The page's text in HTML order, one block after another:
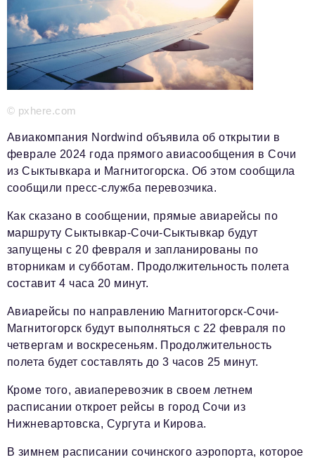
Управление
Красота и здоровье
Энергетика
Недвижимость
Мнение
Технологии
Политика
Промышленность
Общество
Транспорт
Телеком
Социальная сфера
Образование
Новости компании
Фоторепортажи
© pxhere.com
Авиакомпания Nordwind объявила об открытии в
феврале 2024 года прямого авиасообщения в Сочи
из Сыктывкара и Магнитогорска. Об этом сообщила
сообщили пресс-служба перевозчика.
Как сказано в сообщении, прямые авиарейсы по
маршруту Сыктывкар-Сочи-Сыктывкар будут
запущены с 20 февраля и запланированы по
вторникам и субботам. Продолжительность полета
составит 4 часа 20 минут.
Авиарейсы по направлению Магнитогорск-Сочи-
Магнитогорск будут выполняться с 22 февраля по
четвергам и воскресеньям. Продолжительность
полета будет составлять до 3 часов 25 минут.
Кроме того, авиаперевозчик в своем летнем
расписании откроет рейсы в город Сочи из
Нижневартовска, Сургута и Кирова.
В зимнем расписании сочинского аэропорта, которое